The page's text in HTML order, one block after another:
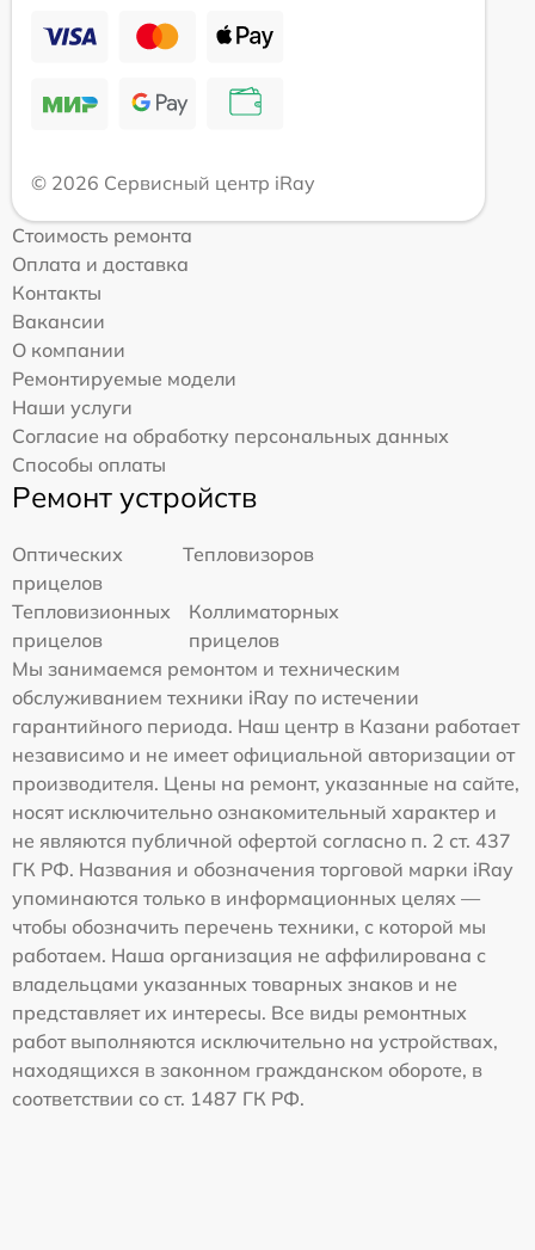
© 2026 Сервисный центр iRay
Стоимость ремонта
Оплата и доставка
Контакты
Вакансии
О компании
Ремонтируемые модели
Наши услуги
Согласие на обработку персональных данных
Способы оплаты
Ремонт устройств
Оптических
прицелов
Тепловизоров
Тепловизионных
прицелов
Коллиматорных
прицелов
Мы занимаемся ремонтом и техническим
обслуживанием техники iRay по истечении
гарантийного периода. Наш центр в Казани работает
независимо и не имеет официальной авторизации от
производителя. Цены на ремонт, указанные на сайте,
носят исключительно ознакомительный характер и
не являются публичной офертой согласно п. 2 ст. 437
ГК РФ. Названия и обозначения торговой марки iRay
упоминаются только в информационных целях —
чтобы обозначить перечень техники, с которой мы
работаем. Наша организация не аффилирована с
владельцами указанных товарных знаков и не
представляет их интересы. Все виды ремонтных
работ выполняются исключительно на устройствах,
находящихся в законном гражданском обороте, в
соответствии со ст. 1487 ГК РФ.